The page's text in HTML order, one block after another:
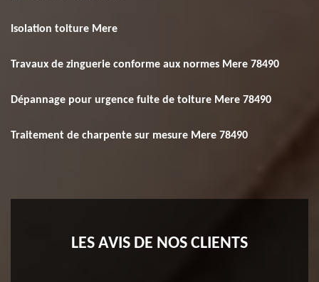
Isolation toiture Mere
Travaux de zinguerie conforme aux normes Mere 78490
Dépannage pour urgence fuite de toiture Mere 78490
Traitement de charpente sur mesure Mere 78490
LES AVIS DE NOS CLIENTS